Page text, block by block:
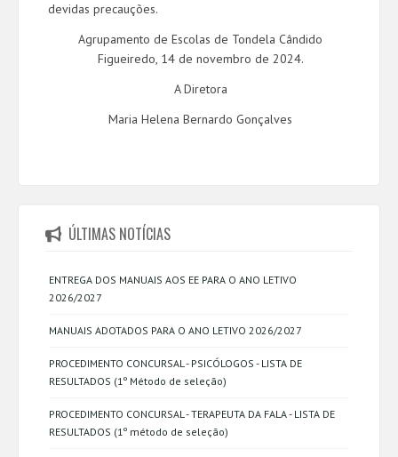
devidas precauções.
Agrupamento de Escolas de Tondela Cândido
Figueiredo, 14 de novembro de 2024.
A Diretora
Maria Helena Bernardo Gonçalves
ÚLTIMAS NOTÍCIAS
ENTREGA DOS MANUAIS AOS EE PARA O ANO LETIVO
2026/2027
MANUAIS ADOTADOS PARA O ANO LETIVO 2026/2027
PROCEDIMENTO CONCURSAL - PSICÓLOGOS - LISTA DE
RESULTADOS (1º Método de seleção)
PROCEDIMENTO CONCURSAL - TERAPEUTA DA FALA - LISTA DE
RESULTADOS (1º método de seleção)